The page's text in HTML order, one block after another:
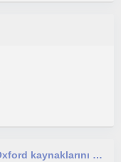
İlköğretim grubunu tercih ediyorum. Oxford kaynaklarını kullanıyorum. Zoom üzerinden interaktif dersler veriyorum